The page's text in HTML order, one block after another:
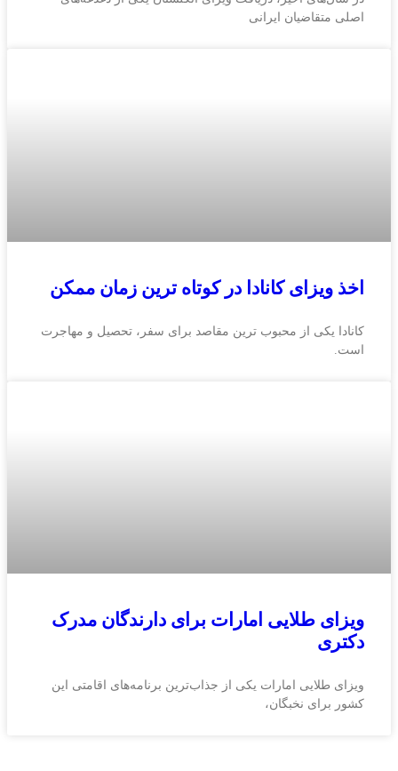
اصلی متقاضیان ایرانی
اخذ ویزای کانادا در کوتاه‌ ترین زمان ممکن
کانادا یکی از محبوب‌ ترین مقاصد برای سفر، تحصیل و مهاجرت
است.
ویزای طلایی امارات برای دارندگان مدرک
دکتری
ویزای طلایی امارات یکی از جذاب‌ترین برنامه‌های اقامتی این
کشور برای نخبگان،